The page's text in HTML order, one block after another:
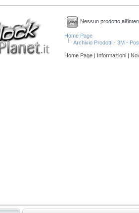
Nessun prodotto
Home Page
Archivio Prodotti - 3M -
Home Page | Informazioni |